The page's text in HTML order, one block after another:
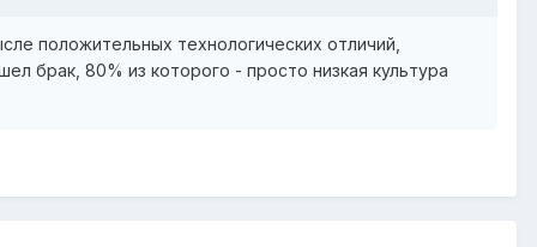
положительных технологических отличий,
брак, 80% из которого - просто низкая культура